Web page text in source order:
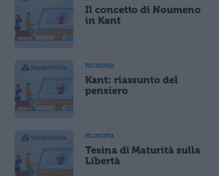
Il concetto di Noumeno
in Kant
FILOSOFIA
Kant: riassunto del
pensiero
FILOSOFIA
Tesina di Maturità sulla
Libertà